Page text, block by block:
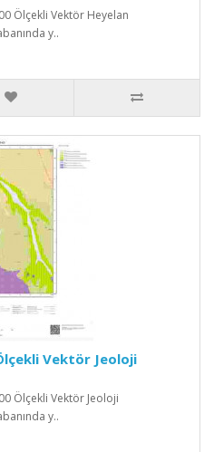
Ölçekli Vektör Heyelan
y..
Vektör Jeoloji
Ölçekli Vektör Jeoloji
y..